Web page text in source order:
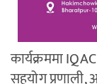
कार्यक्रममा
सहयोग प्रणाली,